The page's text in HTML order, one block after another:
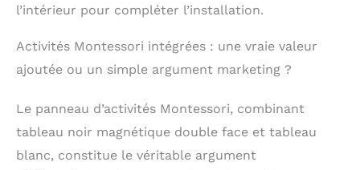
pour les bébés.
certifié non toxique,
et sans phtalates et
exigences de sécurité
américaines. Ce parc
environnement sûr et
l’intérieur pour compléter l’installation.
Activités Montessori intégrées : une vraie valeur
ajoutée ou un simple argument marketing ?
Le panneau d’activités Montessori, combinant
tableau noir magnétique double face et tableau
blanc, constitue le véritable argument